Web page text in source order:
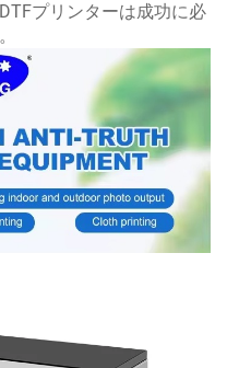
プリンターは成功に必